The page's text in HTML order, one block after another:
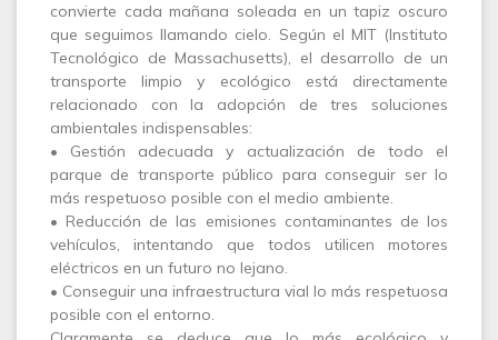
convierte cada mañana soleada en un tapiz oscuro
que seguimos llamando cielo. Según el MIT (Instituto
Tecnológico de Massachusetts), el desarrollo de un
transporte limpio y ecológico está directamente
relacionado con la adopción de tres soluciones
ambientales indispensables:
• Gestión adecuada y actualización de todo el
parque de transporte público para conseguir ser lo
más respetuoso posible con el medio ambiente.
• Reducción de las emisiones contaminantes de los
vehículos, intentando que todos utilicen motores
eléctricos en un futuro no lejano.
• Conseguir una infraestructura vial lo más respetuosa
posible con el entorno.